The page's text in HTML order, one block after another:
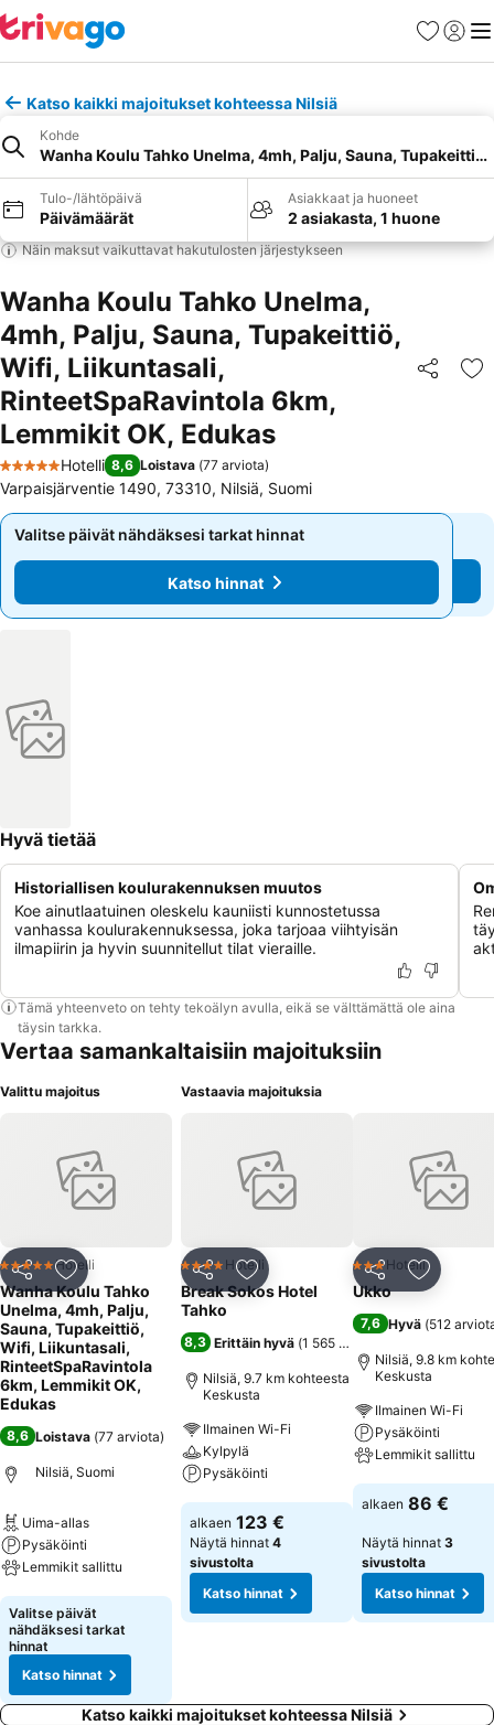
Suosikit
Katso kaikki majoitukset kohteessa Nilsiä
Kohde
Wanha Koulu Tahko Unelma, 4mh, Palju, Sauna,
Tulo-/lähtöpäivä
Päivämäärät
Asiakkaat ja huoneet
2 asiakasta, 1 huone
Näin maksut vaikuttavat hakutulosten järjestykseen
Wanha Koulu Tahko Unelma,
4mh, Palju, Sauna, Tupakeittiö,
Wifi, Liikuntasali,
RinteetSpaRavintola 6km,
Lemmikit OK, Edukas
Jaa
5 Tähtiluokitus
Hotelli 8,6 Loistava (77 arviota)
Varpaisjärventie 1490, 73310, Nilsiä, Suomi
Valitse päivät nähdäksesi tarkat hinnat
Katso hinnat
Valitse päivät nähdäksesi tarkat hinnat
Katso hinnat
Hyvä tietää
Historiallisen koulurakennuksen muutos
Koe ainutlaatuinen oleskelu kauniisti kunnostetussa
vanhassa koulurakennuksessa, joka tarjoaa viihtyisän
ilmapiirin ja hyvin suunnitellut tilat vieraille.
Tämä yhteenveto on tehty tekoälyn avulla, eikä se välttämättä ole aina
täysin tarkka.
Vertaa samankaltaisiin majoituksiin
Valittu majoitus
Jaa Lisää suosikkeihin
5 Tähtiluokitus
Hotelli
Wanha Koulu Tahko
Unelma, 4mh, Palju,
Sauna, Tupakeittiö,
Wifi, Liikuntasali,
RinteetSpaRavintola
6km, Lemmikit OK,
Edukas
8,6 Loistava (77 arviota)
Nilsiä, Suomi
Uima-allas
Pysäköinti
Lemmikit sallittu
Katso hinnat
Valitse päivät
nähdäksesi tarkat
hinnat
Katso hinnat
Vastaavia majoituksia
Jaa Lisää suosikkeihin
4 Tähtiluokitus
Hotelli
Break Sokos Hotel
Tahko
8,3 Erittäin hyvä (1 565 arviota
Nilsiä, 9.7 km kohteesta
Keskusta
Ilmainen Wi-Fi
Kylpylä
Pysäköinti
Katso hinnat
alkaen 123 €
Näytä hinnat 4
sivustolta
Katso hinnat
Jaa Lisää
3 Tähtiluokitus
Hotelli
Ukko
7,6 Hyvä (512
Nilsiä, 9.8 km
Keskusta
Ilmainen Wi-Fi
Pysäköinti
Lemmikit sallittu
Katso hinnat
alkaen 86 €
Näytä hinnat 3
sivustolta
Katso hinnat
Katso kaikki majoitukset kohteessa Nilsiä